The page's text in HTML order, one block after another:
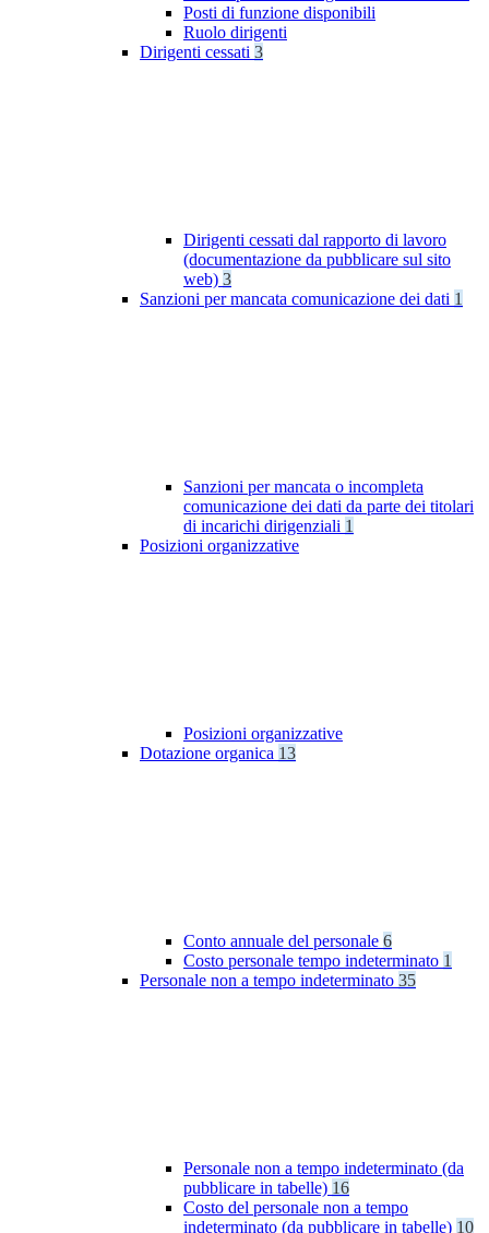
Posti di funzione disponibili
Ruolo dirigenti
Dirigenti cessati 3
Dirigenti cessati dal rapporto di lavoro
(documentazione da pubblicare sul sito
web) 3
Sanzioni per mancata comunicazione dei dati 1
Sanzioni per mancata o incompleta
comunicazione dei dati da parte dei titolari
di incarichi dirigenziali 1
Posizioni organizzative
Posizioni organizzative
Dotazione organica 13
Conto annuale del personale 6
Costo personale tempo indeterminato 1
Personale non a tempo indeterminato 35
Personale non a tempo indeterminato (da
pubblicare in tabelle) 16
Costo del personale non a tempo
indeterminato (da pubblicare in tabelle) 10